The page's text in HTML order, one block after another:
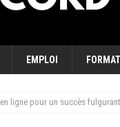
EMPLOI
ligne pour un succès fulgurant